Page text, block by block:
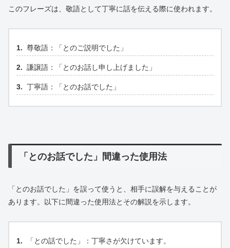
このフレーズは、敬語として丁寧に話を伝える際に使われます。
尊敬語：「とのご説明でした」
謙譲語：「とのお話し申し上げました」
丁寧語：「とのお話でした」
「とのお話でした」間違った使用法
「とのお話でした」を誤って使うと、相手に誤解を与えることが
あります。以下に間違った使用法とその解説を示します。
「との話でした」：丁寧さが欠けています。